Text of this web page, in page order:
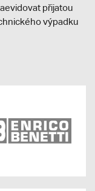
přijatou
výpadku